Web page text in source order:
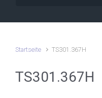
Startseite TS301.367H
TS301.367H